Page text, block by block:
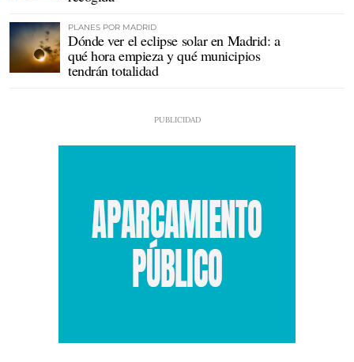
PLANES POR MADRID
Dónde ver el eclipse solar en Madrid: a
qué hora empieza y qué municipios
tendrán totalidad